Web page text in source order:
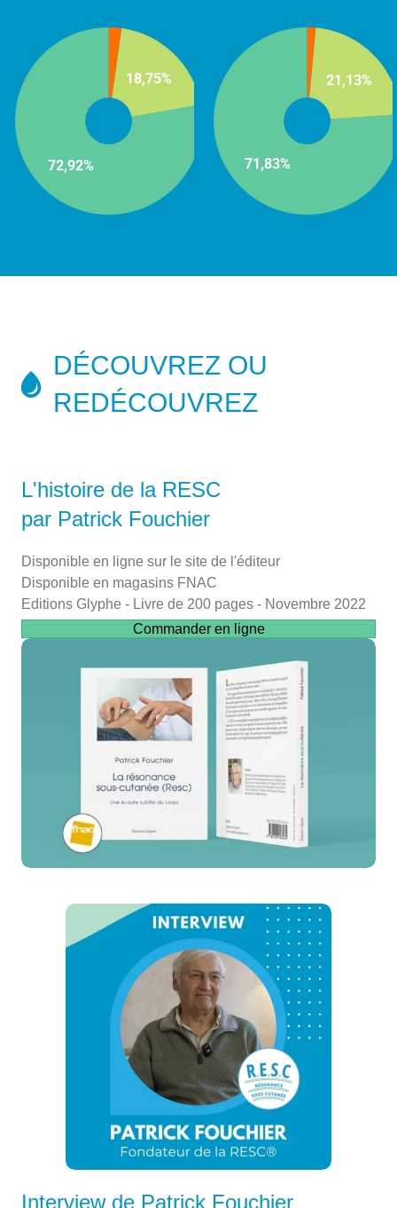
DÉCOUVREZ OU
REDÉCOUVREZ
L'histoire de la RESC
par Patrick Fouchier
Disponible en ligne sur le site de l'éditeur
Disponible en magasins FNAC
Editions Glyphe - Livre de 200 pages - Novembre 2022
Commander en ligne
Interview de Patrick Fouchier